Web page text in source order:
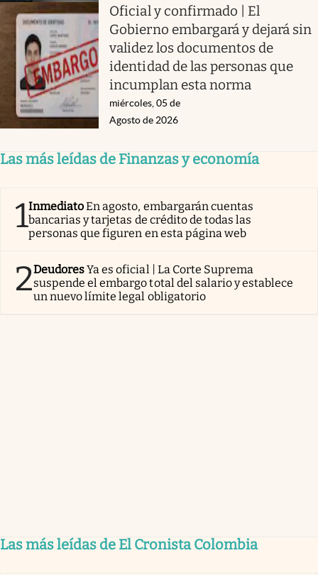
Oficial y confirmado | El
Gobierno embargará y dejará sin
validez los documentos de
identidad de las personas que
incumplan esta norma
miércoles, 05 de
Agosto de 2026
Las más leídas de Finanzas y economía
1InmediatoEn agosto, embargarán cuentas
bancarias y tarjetas de crédito de todas las
personas que figuren en esta página web
2DeudoresYa es oficial | La Corte Suprema
suspende el embargo total del salario y establece
un nuevo límite legal obligatorio
Las más leídas de El Cronista Colombia